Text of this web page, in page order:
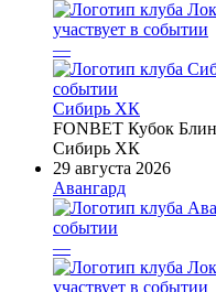
—
Сибирь ХК
FONBET Кубок
Сибирь ХК
29 августа 2026
Авангард
—